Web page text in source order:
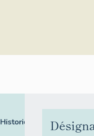
Historique